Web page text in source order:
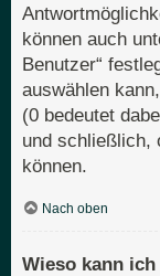
können auch
Benutzer“
auswählen
(0 bedeutet
und schließlich,
können.
Nach oben
Wieso kann